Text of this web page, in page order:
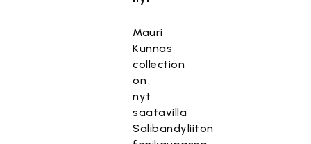
Mauri
Kunnas
collection
on
nyt
saatavilla
Salibandyliiton